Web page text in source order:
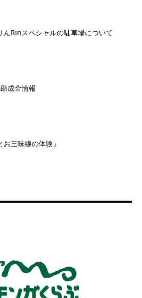
んRinスペシャルの駐車場について
成金情報
お三味線の体験」